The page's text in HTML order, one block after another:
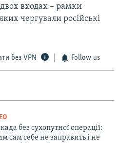
входах – рамки
чергували російські
без VPN Follow us
без сухопутної операції:
сам себе не заправить і не